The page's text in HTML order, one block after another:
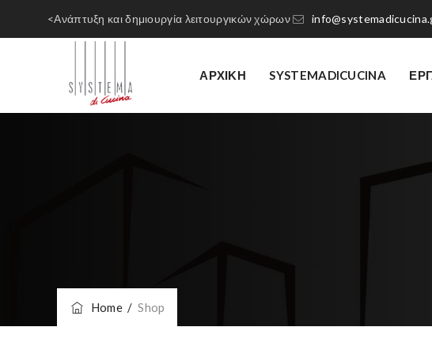
<Ανάπτυξη και δημιουργία λειτουργικών χώρων
ΑΡΧΙΚΗ SYSTEMADICUCINA
Home/Shop